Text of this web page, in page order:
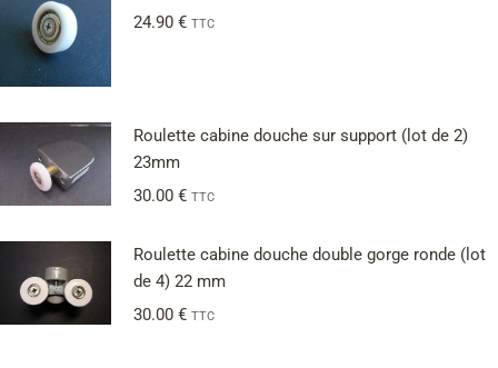
24.90 € TTC
Roulette cabine douche sur support (lot de 2)
23mm
30.00 € TTC
Roulette cabine douche double gorge ronde (lot
de 4) 22 mm
30.00 € TTC